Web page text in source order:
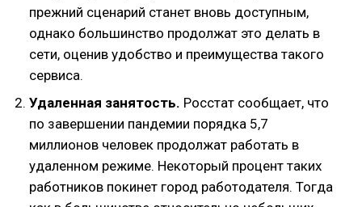
прежний сценарий станет вновь доступным,
однако большинство продолжат это делать в
сети, оценив удобство и преимущества такого
сервиса.
Удаленная занятость. Росстат сообщает, что
по завершении пандемии порядка 5,7
миллионов человек продолжат работать в
удаленном режиме. Некоторый процент таких
работников покинет город работодателя. Тогда